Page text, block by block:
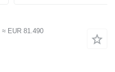
≈ EUR 81.490